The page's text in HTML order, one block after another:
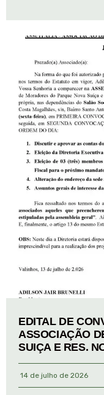
EDITAL DE
ASSOCIAÇÃO
SUIÇA E RES.
14 de julho de 2026